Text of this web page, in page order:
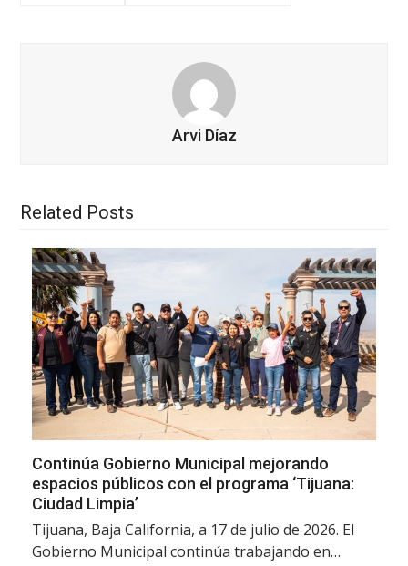
Arvi Díaz
Related Posts
Continúa Gobierno Municipal mejorando
espacios públicos con el programa ‘Tijuana:
Ciudad Limpia’
Tijuana, Baja California, a 17 de julio de 2026. El
Gobierno Municipal continúa trabajando en…